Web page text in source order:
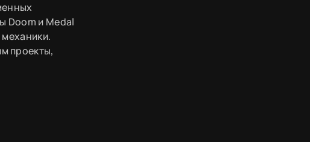
Doom и Medal
проекты,